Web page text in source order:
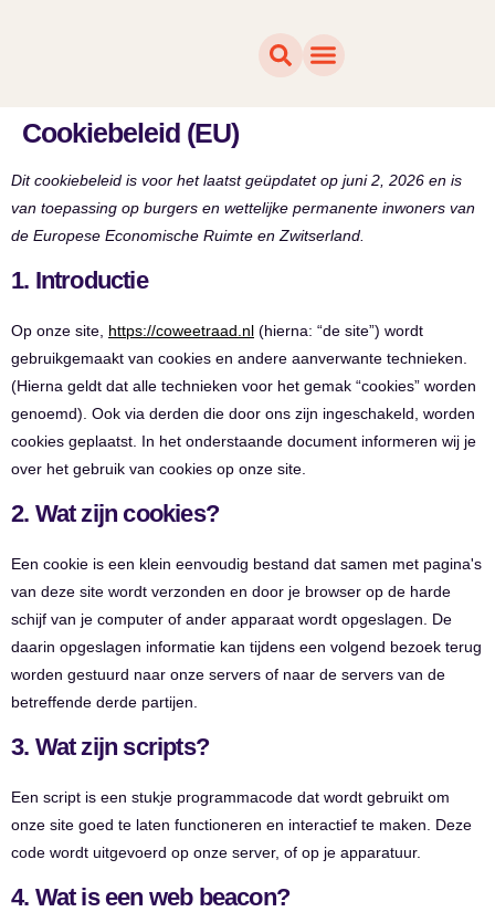
Cookiebeleid (EU)
Dit cookiebeleid is voor het laatst geüpdatet op juni 2, 2026 en is
van toepassing op burgers en wettelijke permanente inwoners van
de Europese Economische Ruimte en Zwitserland.
1. Introductie
Op onze site, https://coweetraad.nl (hierna: “de site”) wordt
gebruikgemaakt van cookies en andere aanverwante technieken.
(Hierna geldt dat alle technieken voor het gemak “cookies” worden
genoemd). Ook via derden die door ons zijn ingeschakeld, worden
cookies geplaatst. In het onderstaande document informeren wij je
over het gebruik van cookies op onze site.
2. Wat zijn cookies?
Een cookie is een klein eenvoudig bestand dat samen met pagina's
van deze site wordt verzonden en door je browser op de harde
schijf van je computer of ander apparaat wordt opgeslagen. De
daarin opgeslagen informatie kan tijdens een volgend bezoek terug
worden gestuurd naar onze servers of naar de servers van de
betreffende derde partijen.
3. Wat zijn scripts?
Een script is een stukje programmacode dat wordt gebruikt om
onze site goed te laten functioneren en interactief te maken. Deze
code wordt uitgevoerd op onze server, of op je apparatuur.
4. Wat is een web beacon?